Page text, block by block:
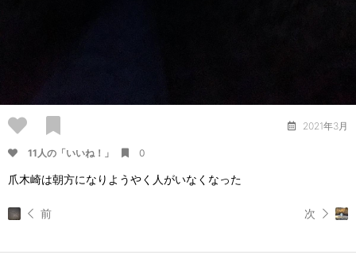
2021年3月
11人の「いいね！」 0
爪木崎は朝方になりようやく人がいなくなった
前 次